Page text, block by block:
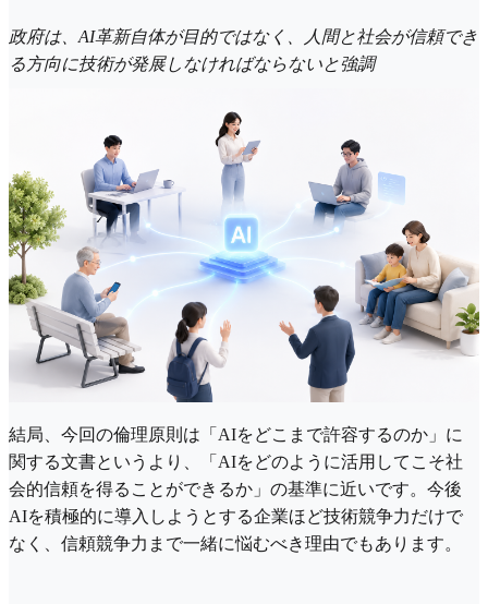
政府は、AI革新自体が目的ではなく、人間と社会が信頼でき
る方向に技術が発展しなければならないと強調
結局、今回の倫理原則は「AIをどこまで許容するのか」に
関する文書というより、「AIをどのように活用してこそ社
会的信頼を得ることができるか」の基準に近いです。今後
AIを積極的に導入しようとする企業ほど技術競争力だけで
なく、信頼競争力まで一緒に悩むべき理由でもあります。